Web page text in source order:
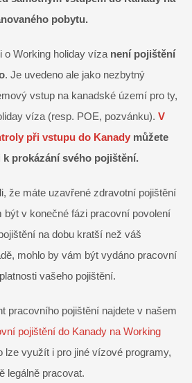
pobytu.
o Working holiday víza není pojištění
. Je uvedeno ale jako nezbytný
vstup na kanadské území pro ty,
víza (resp. POE, pozvánku). V
při vstupu do Kanady můžete
prokázání svého pojištění.
že máte uzavřené zdravotní pojištění
být v konečné fázi pracovní povolení
na dobu kratší než váš
mohlo by vám být vydáno pracovní
vašeho pojištění.
pracovního pojištění najdete v našem
pojištění do Kanady na Working
lze využít i pro jiné vízové programy,
legálně pracovat.